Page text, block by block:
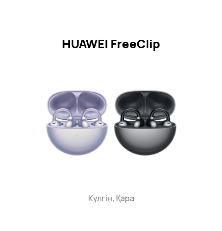
HUAWEI FreeClip
Күлгін, Қара